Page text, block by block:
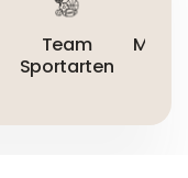
Team
Sportarten